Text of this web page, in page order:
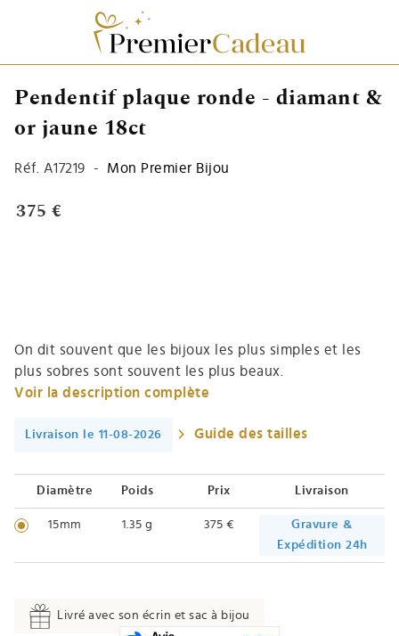
Pendentif plaque ronde - diamant &
or jaune 18ct
Réf. A17219 - Mon Premier Bijou
375 €
On dit souvent que les bijoux les plus simples et les
plus sobres sont souvent les plus beaux.
Voir la description complète
Livraison le 11-08-2026 Guide des tailles
Diamètre Poids Prix Livraison
15mm 1.35 g 375 €
Gravure &
Expédition 24h
Livré avec son écrin et sac à bijou